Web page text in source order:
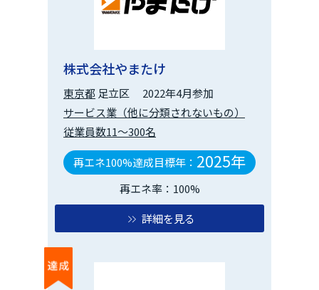
株式会社やまたけ
東京都 足立区
2022年4月参加
サービス業（他に分類されないもの）
従業員数11～300名
再エネ100%達成目標年： 2025年
再エネ率：100%
詳細を見る